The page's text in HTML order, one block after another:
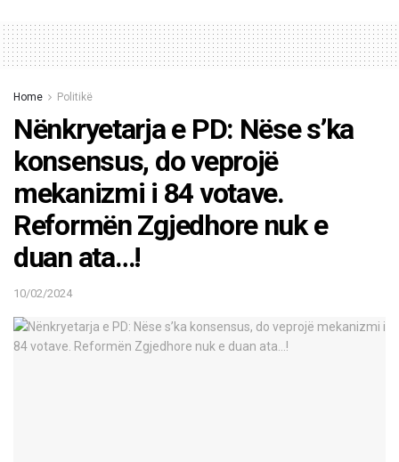
Home Politikë
Nënkryetarja e PD: Nëse s’ka
konsensus, do veprojë
mekanizmi i 84 votave.
Reformën Zgjedhore nuk e
duan ata…!
10/02/2024